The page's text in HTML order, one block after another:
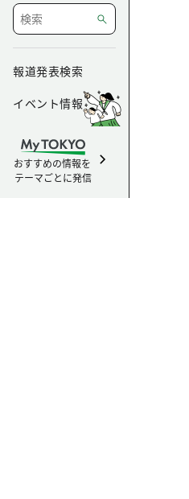
報道発表検索
イベント情報
おすすめの情報を
テーマごとに発信